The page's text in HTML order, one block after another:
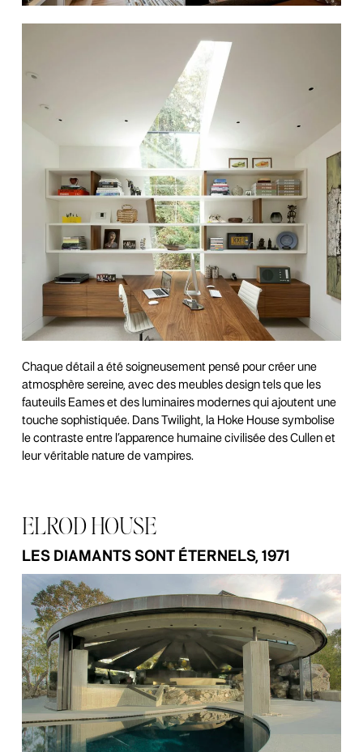
Chaque détail a été soigneusement pensé pour créer une
atmosphère sereine, avec des meubles design tels que les
fauteuils Eames et des luminaires modernes qui ajoutent une
touche sophistiquée. Dans Twilight, la Hoke House symbolise
le contraste entre l’apparence humaine civilisée des Cullen et
leur véritable nature de vampires.
ELROD HOUSE
LES DIAMANTS SONT ÉTERNELS, 1971